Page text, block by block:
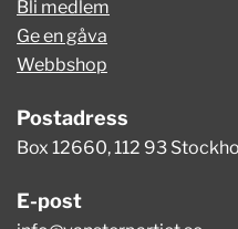
Bli medlem
Ge en gåva
Webbshop
Postadress
Box 12660, 112 93
E-post